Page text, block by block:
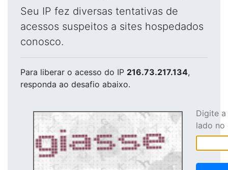
Seu IP fez diversas tentativas de
acessos suspeitos a sites hospedados
conosco.
Para liberar o acesso do IP 216.73.217.134,
responda ao desafio abaixo.
Digite
lado no